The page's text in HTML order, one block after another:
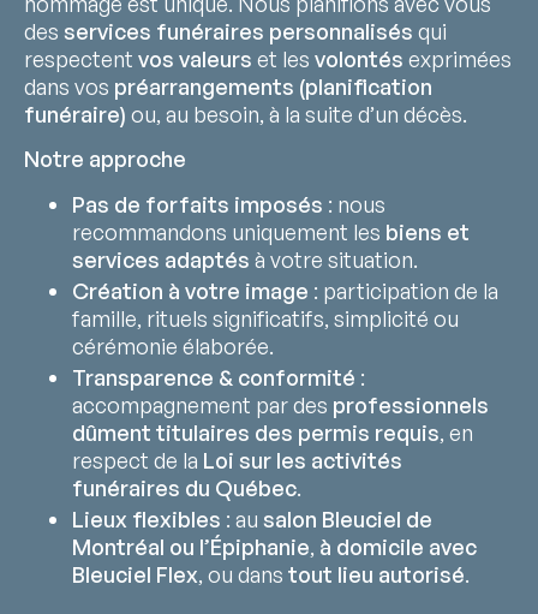
des services funéraires personnalisés qui
respectent vos valeurs et les volontés exprimées
dans vos préarrangements (planification
funéraire) ou, au besoin, à la suite d’un décès.
Notre approche
Pas de forfaits imposés : nous
recommandons uniquement les biens et
services adaptés à votre situation.
Création à votre image : participation de la
famille, rituels significatifs, simplicité ou
cérémonie élaborée.
Transparence & conformité :
accompagnement par des professionnels
dûment titulaires des permis requis, en
respect de la Loi sur les activités
funéraires du Québec.
Lieux flexibles : au salon Bleuciel de
Montréal ou l’Épiphanie, à domicile avec
Bleuciel Flex, ou dans tout lieu autorisé.